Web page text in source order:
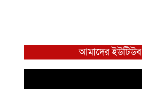
আমাদের ইউটিউব